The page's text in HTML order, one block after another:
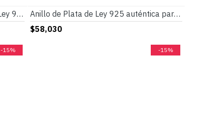
Anillo turco para hombre, Plata de Ley 925, piedra lapislázuli Vintage con anillos a rayas, joyería fina de plata para regalo de marido masculino
Anillo de Plata de Ley 925 auténtica para hombre, anillo ovalado grande de esmalte negro para hombre, estilo Retro Vintage, joyería turca hecha a mano, regalo
$58,030
-15% -15%